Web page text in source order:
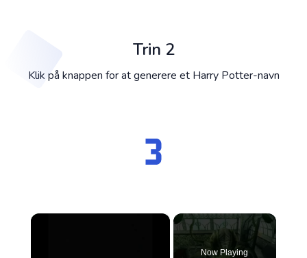
Trin 2
Klik på knappen for at generere et Harry Potter-navn
×
Now Playing